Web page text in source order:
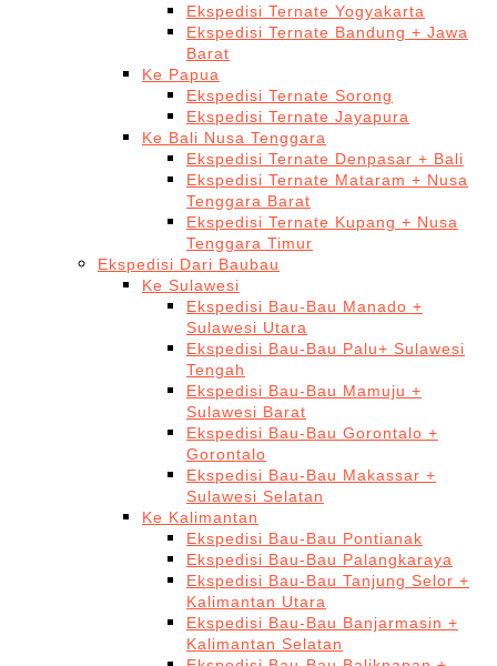
Ekspedisi Ternate Yogyakarta
Ekspedisi Ternate Bandung + Jawa
Barat
Ke Papua
Ekspedisi Ternate Sorong
Ekspedisi Ternate Jayapura
Ke Bali Nusa Tenggara
Ekspedisi Ternate Denpasar + Bali
Ekspedisi Ternate Mataram + Nusa
Tenggara Barat
Ekspedisi Ternate Kupang + Nusa
Tenggara Timur
Ekspedisi Dari Baubau
Ke Sulawesi
Ekspedisi Bau-Bau Manado +
Sulawesi Utara
Ekspedisi Bau-Bau Palu+ Sulawesi
Tengah
Ekspedisi Bau-Bau Mamuju +
Sulawesi Barat
Ekspedisi Bau-Bau Gorontalo +
Gorontalo
Ekspedisi Bau-Bau Makassar +
Sulawesi Selatan
Ke Kalimantan
Ekspedisi Bau-Bau Pontianak
Ekspedisi Bau-Bau Palangkaraya
Ekspedisi Bau-Bau Tanjung Selor +
Kalimantan Utara
Ekspedisi Bau-Bau Banjarmasin +
Kalimantan Selatan